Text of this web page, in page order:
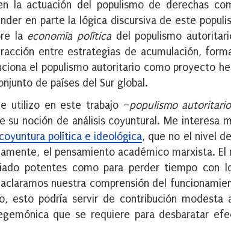
la actuación del populismo de derechas
en parte la lógica discursiva de este
la economía políticadel populismo
entre estrategias de acumulación,
el populismo autoritario como proyecto
de países del Sur global.
utilizo en este trabajo –populismo autoritario
noción de análisis coyuntural. Me interesa
política e ideológica, que no el nivel
el pensamiento académico marxista.
potentes como para perder tiempo con
nuestra comprensión del
esto podría servir de contribución modesta
que se requiere para desbaratar